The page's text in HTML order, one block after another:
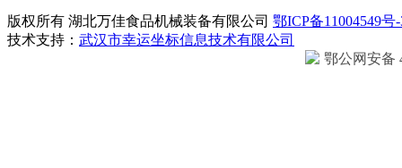
版权所有 湖北万佳食品机械装备有限公司 鄂ICP备11004549号
技术支持： 武汉市幸运坐标信息技术有限公司
鄂公网安备